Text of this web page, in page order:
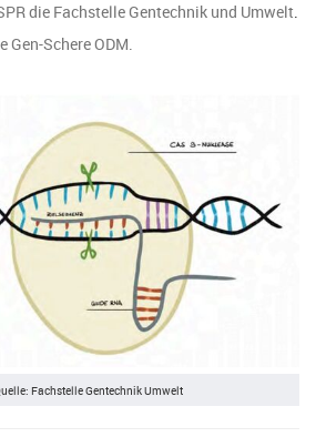
die Fachstelle Gentechnik und Umwelt.
Gen-Schere ODM.
Fachstelle Gentechnik Umwelt